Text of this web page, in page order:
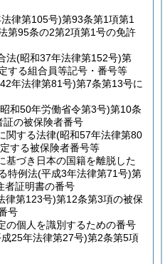
律第105号)第93条第1項第1
第95条の2第2項第1号の免許
法(昭和37年法律第152号)第
する組合員等記号・番号等
年法律第81号)第7条第13号に
和50年労働省令第3号)第10条
の被保険者番号
関する法律(昭和57年法律第80
する被保険者番号等
基づき日本の国籍を離脱した
特例法(平成3年法律第71号)第
者証明書の番号
律第123号)第12条第3項の被保
号
の個人を識別するための番号
25年法律第27号)第2条第5項